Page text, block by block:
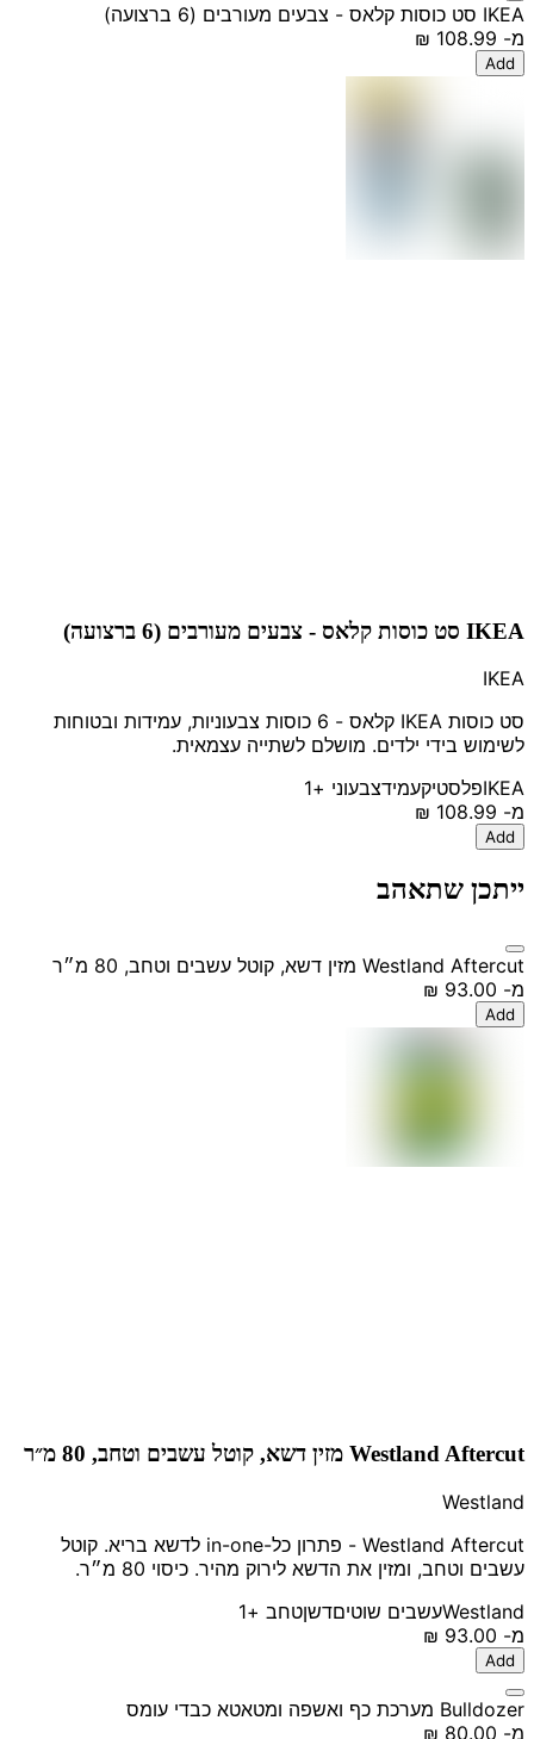
IKEA סט כוסות קלאס - צבעים מעורבים (6 ברצועה)
מ-
Add
IKEA סט כוסות קלאס - צבעים מעורבים (6 ברצועה)
IKEA
סט כוסות IKEA קלאס - 6 כוסות צבעוניות, עמידות ובטוחות
לשימוש בידי ילדים. מושלם לשתייה עצמאית.
IKEAפלסטיקעמידצבעוני +1
מ-
Add
ייתכן שתאהב
Westland Aftercut מזין דשא, קוטל עשבים וטחב, 80 מ״ר
מ-
Add
Westland Aftercut מזין דשא, קוטל עשבים וטחב, 80 מ״ר
Westland
Westland Aftercut - פתרון כל-in-one לדשא בריא. קוטל
עשבים וטחב, ומזין את הדשא לירוק מהיר. כיסוי 80 מ״ר.
Westlandעשבים שוטיםדשןטחב +1
מ-
Add
Bulldozer מערכת כף ואשפה ומטאטא כבדי עומס
מ-